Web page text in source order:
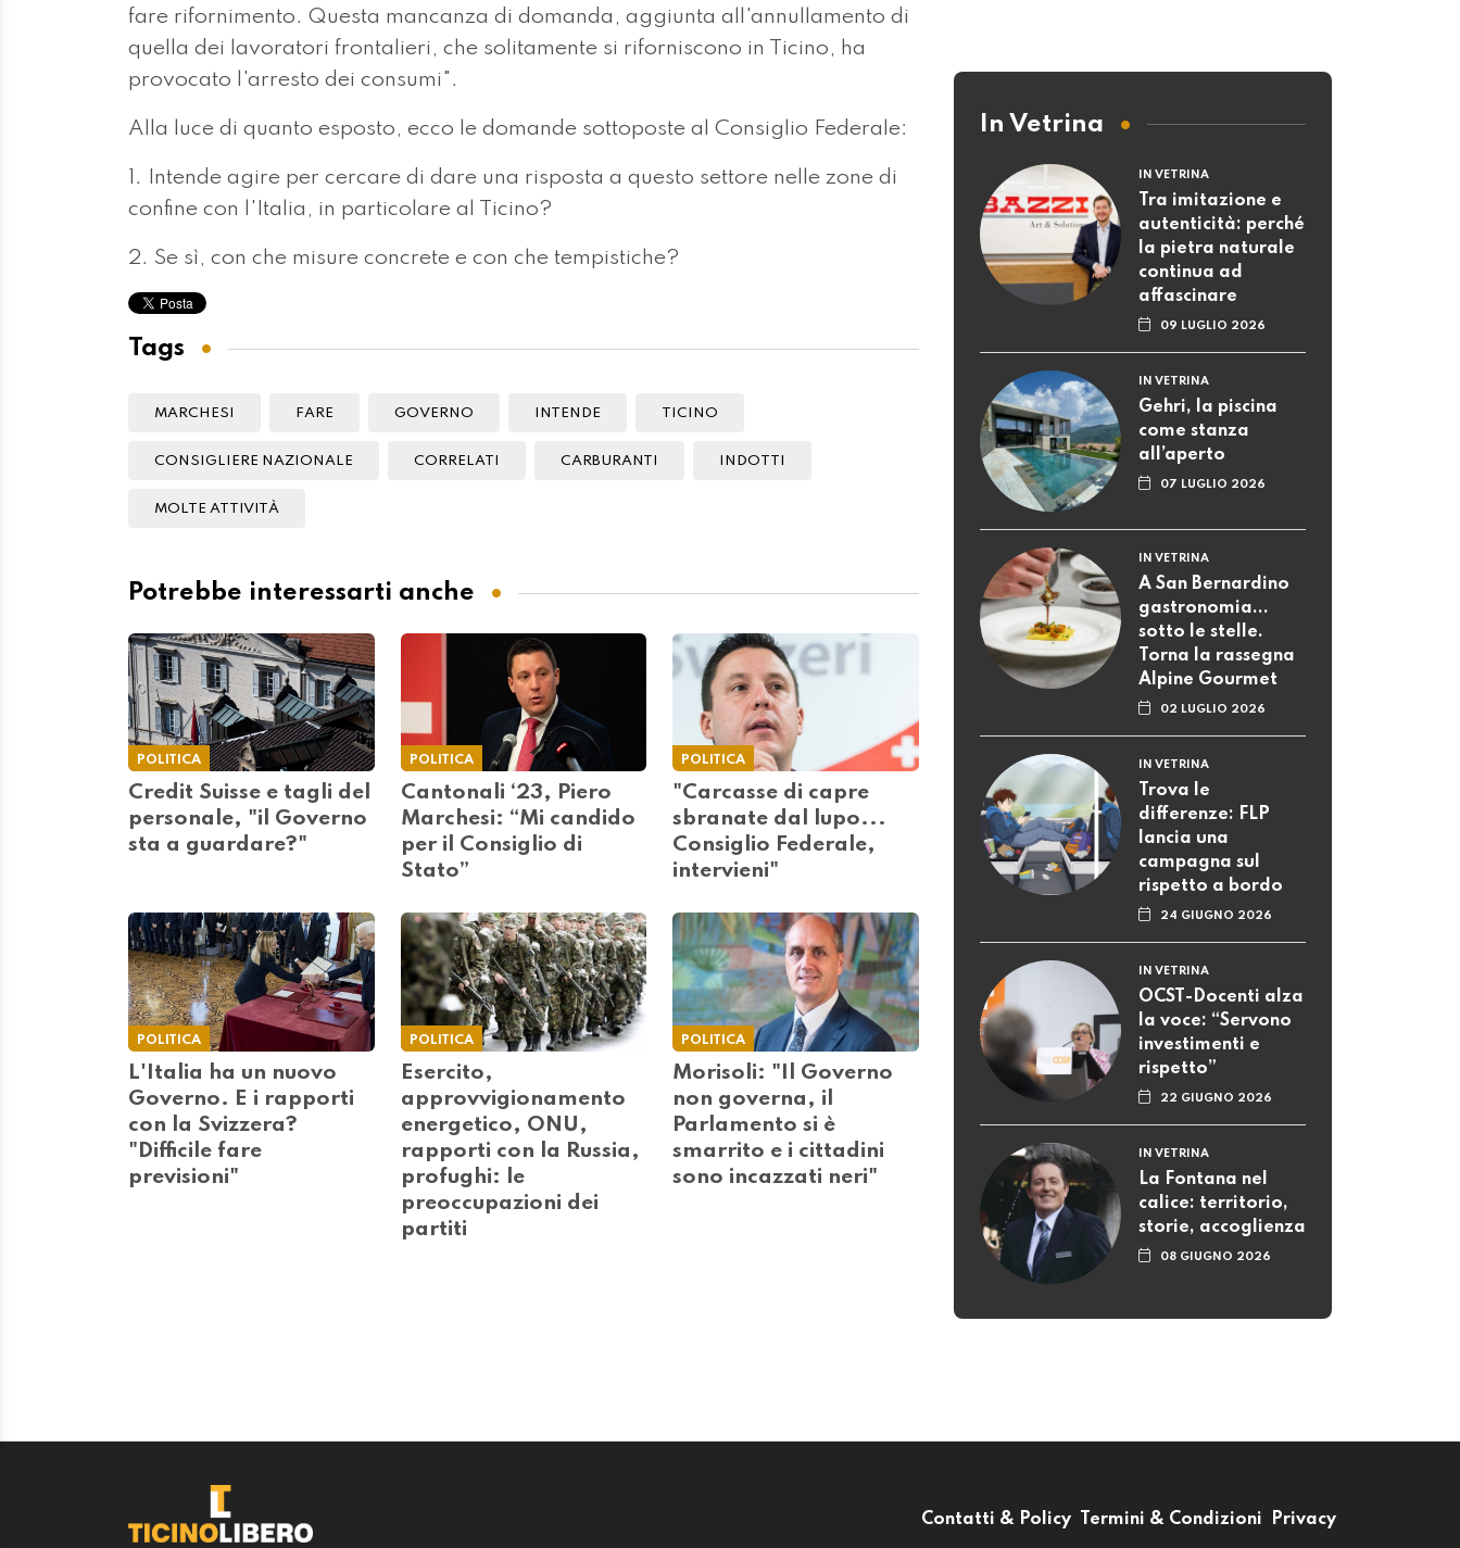
fare rifornimento. Questa mancanza di domanda, aggiunta all'annullamento di
quella dei lavoratori frontalieri, che solitamente si riforniscono in Ticino, ha
provocato l'arresto dei consumi".
Alla luce di quanto esposto, ecco le domande sottoposte al Consiglio Federale:
1. Intende agire per cercare di dare una risposta a questo settore nelle zone di
confine con l'Italia, in particolare al Ticino?
2. Se sì, con che misure concrete e con che tempistiche?
Tags
MARCHESI FARE GOVERNO INTENDE TICINO
CONSIGLIERE NAZIONALE CORRELATI CARBURANTI INDOTTI
MOLTE ATTIVITÀ
Potrebbe interessarti anche
POLITICA
Credit Suisse e tagli del
personale, "il Governo
sta a guardare?"
POLITICA
Cantonali ‘23, Piero
Marchesi: “Mi candido
per il Consiglio di
Stato”
POLITICA
"Carcasse di capre
sbranate dal lupo...
Consiglio Federale,
intervieni"
POLITICA
L'Italia ha un nuovo
Governo. E i rapporti
con la Svizzera?
"Difficile fare
previsioni"
POLITICA
Esercito,
approvvigionamento
energetico, ONU,
rapporti con la Russia,
profughi: le
preoccupazioni dei
partiti
POLITICA
Morisoli: "Il Governo
non governa, il
Parlamento si è
smarrito e i cittadini
sono incazzati neri"
In Vetrina
IN VETRINA
Tra imitazione e
autenticità: perché
la pietra naturale
continua ad
affascinare
09 LUGLIO 2026
IN VETRINA
Gehri, la piscina
come stanza
all’aperto
07 LUGLIO 2026
IN VETRINA
A San Bernardino
gastronomia...
sotto le stelle.
Torna la rassegna
Alpine Gourmet
02 LUGLIO 2026
IN VETRINA
Trova le
differenze: FLP
lancia una
campagna sul
rispetto a bordo
24 GIUGNO 2026
IN VETRINA
OCST-Docenti alza
la voce: “Servono
investimenti e
rispetto”
22 GIUGNO 2026
IN VETRINA
La Fontana nel
calice: territorio,
storie, accoglienza
08 GIUGNO 2026
Contatti & Policy Termini & Condizioni Privacy